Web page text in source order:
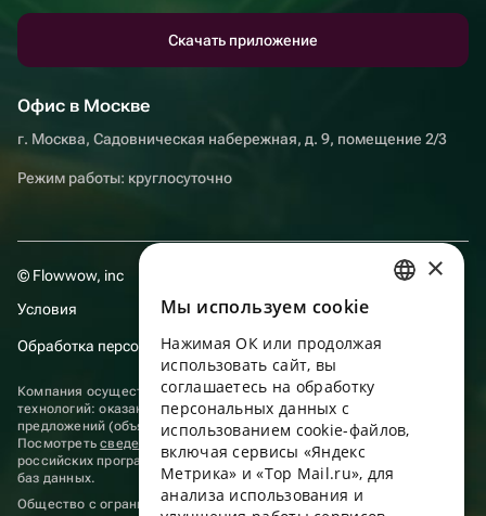
Скачать приложение
Офис в Москве
г. Москва, Садовническая набережная, д. 9, помещение 2/3
Режим работы: круглосуточно
© Flowwow, inc
Условия
Обработка персональных данных
Компания осуществляет деятельность в области информационных
технологий: оказание услуг в сети “Интернет” по размещению
предложений (объявлений) продавцов о реализации товаров.
Посмотретьсведения о программах
, включенных в реестр
российских программ для электронных вычислительных машин и
баз данных.
Общество с ограниченной ответственностью «ФЛАУВАУ»
ENGLISH
UKRAINIAN
PORTUGUESE
×
Мы используем сookie
Нажимая ОК или продолжая
использовать сайт, вы
соглашаетесь на обработку
персональных данных с
использованием cookie-файлов,
включая сервисы «Яндекс
Метрика» и «Top Mail.ru», для
анализа использования и